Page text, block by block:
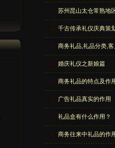
苏州昆山太仓常熟地
千古传承礼仪庆典策
商务礼品,礼品分类,
婚庆礼仪之新娘篇
商务礼品的特点及作
广告礼品真实的作用
礼品盒有什么作用？
商务往来中礼品的作